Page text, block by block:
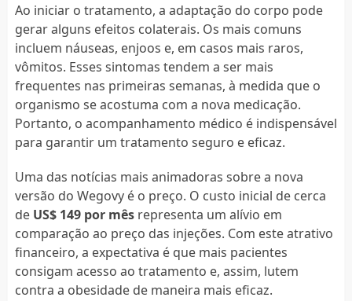
Ao iniciar o tratamento, a adaptação do corpo pode
gerar alguns efeitos colaterais. Os mais comuns
incluem náuseas, enjoos e, em casos mais raros,
vômitos. Esses sintomas tendem a ser mais
frequentes nas primeiras semanas, à medida que o
organismo se acostuma com a nova medicação.
Portanto, o acompanhamento médico é indispensável
para garantir um tratamento seguro e eficaz.
Uma das notícias mais animadoras sobre a nova
versão do Wegovy é o preço. O custo inicial de cerca
de US$ 149 por mêsrepresenta um alívio em
comparação ao preço das injeções. Com este atrativo
financeiro, a expectativa é que mais pacientes
consigam acesso ao tratamento e, assim, lutem
contra a obesidade de maneira mais eficaz.